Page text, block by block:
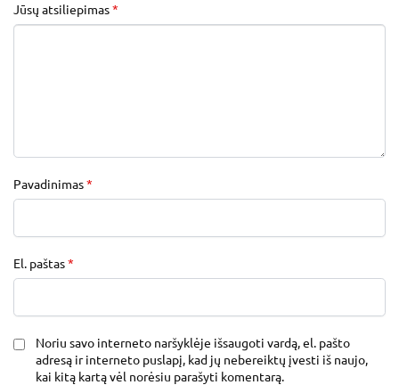
Jūsų atsiliepimas*
Pavadinimas*
El. paštas*
Noriu savo interneto naršyklėje išsaugoti vardą, el. pašto
adresą ir interneto puslapį, kad jų nebereiktų įvesti iš naujo,
kai kitą kartą vėl norėsiu parašyti komentarą.